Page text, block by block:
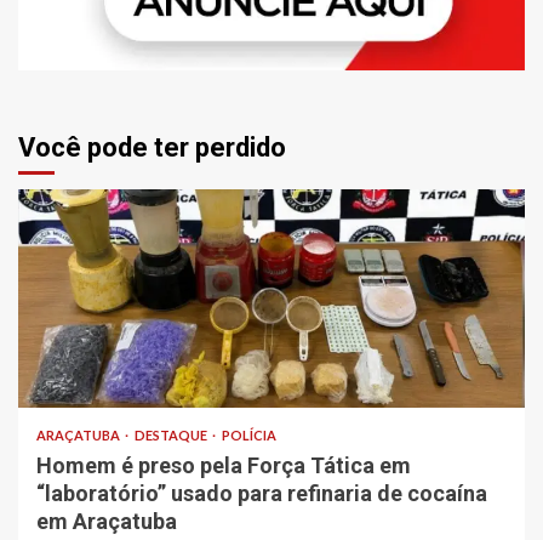
Você pode ter perdido
ARAÇATUBA DESTAQUE POLÍCIA
Homem é preso pela Força Tática em
“laboratório” usado para refinaria de cocaína
em Araçatuba